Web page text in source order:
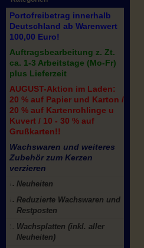
Portofreibetrag innerhalb
Deutschland ab Warenwert
100,00 Euro!
Auftragsbearbeitung z. Zt.
ca. 1-3 Arbeitstage (Mo-Fr)
plus Lieferzeit
AUGUST-Aktion im Laden:
20 % auf Papier und Karton /
20 % auf Kartenrohlinge u
Kuvert / 10 - 30 % auf
Grußkarten!!
Wachswaren und weiteres
Zubehör zum Kerzen
verzieren
Neuheiten
Reduzierte Wachswaren und
Restposten
Wachsplatten (inkl. aller
Neuheiten)